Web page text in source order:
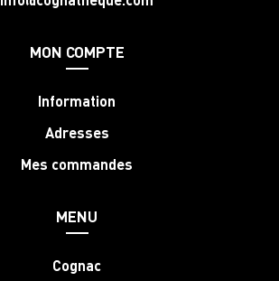
MON COMPTE
Information
Adresses
Mes commandes
MENU
Cognac